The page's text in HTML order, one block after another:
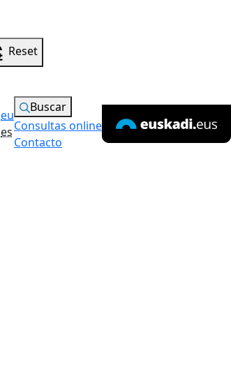
Reset
eu
es
Buscar
Consultas online
Contacto